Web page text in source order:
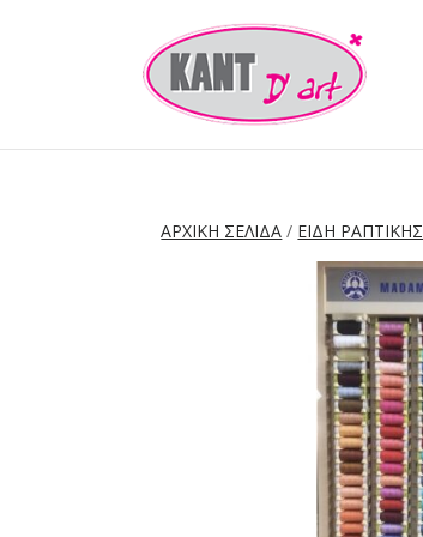
ΑΡΧΙΚΉ ΣΕΛΊΔΑ / ΕΙΔΗ ΡΑΠΤΙΚΗΣ